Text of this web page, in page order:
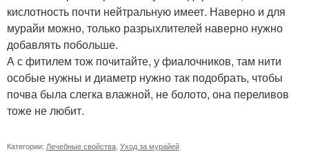
кислотность почти нейтральную имеет. Наверно и для
мурайи можно, только разрыхлителей наверно нужно
добавлять побольше.
А с фитилем тож почитайте, у фиалочников, там нити
особые нужны и диаметр нужно так подобрать, чтобы
почва была слегка влажной, не болото, она переливов
тоже не любит.
Категории: Лечебные свойства Уход за мурайей